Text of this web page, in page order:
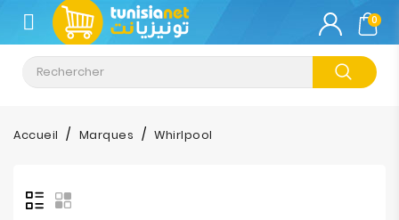
CATÉGORIE
Climatisation
Informatique
&
Tablette
0
Accueil Marques Whirlpool